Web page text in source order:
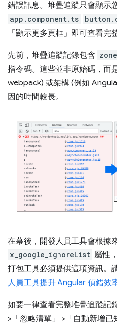
錯誤訊息。堆疊追蹤只會顯示
app.component.ts
「顯示更多頁框」 即可查看完
先前，堆疊追蹤記錄包含
指令碼。這些並非原始碼，而
webpack) 或架構 (例如
因的時間較長。
在幕後，開發人員工具會根據
x_google_ignoreList 屬性
打包工具必須提供這項資訊。
人員工具提升 Angular 偵錯效
如要一律查看完整堆疊追蹤記
>「忽略清單」
>「自動新增已